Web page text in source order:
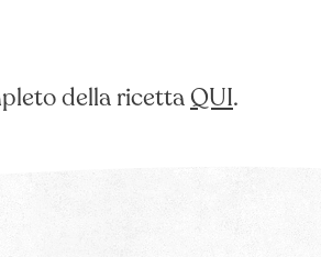
della ricettaQUI.